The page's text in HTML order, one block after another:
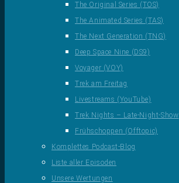
The Original Series (TOS)
The Animated Series (TAS)
The Next Generation (TNG)
Deep Space Nine (DS9)
Voyager (VOY)
Trek am Freitag
Livestreams (YouTube)
Trek Nights – Late-Night-Show
Frühschoppen (Offtopic)
Komplettes Podcast-Blog
Liste aller Episoden
Unsere Wertungen